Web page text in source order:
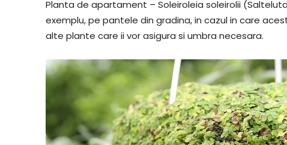
Planta de apartament – Soleiroleia soleirolii
exemplu, pe pantele din gradina, in cazul in care
alte plante care ii vor asigura si umbra necesara.